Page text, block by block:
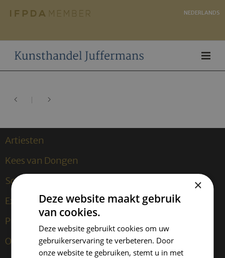
NEDERLANDS
Artiesten
Kees van Dongen
Sculpturen
Exposities
Publicaties
Over ons
×
Deze website maakt gebruik
van cookies.
Deze website gebruikt cookies om uw
gebruikerservaring te verbeteren. Door
onze website te gebruiken, stemt u in met